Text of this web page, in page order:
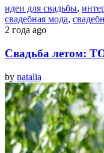
идеи для свадьбы,
свадебная мода,
2 года ago
Свадьба летом:
by natalia